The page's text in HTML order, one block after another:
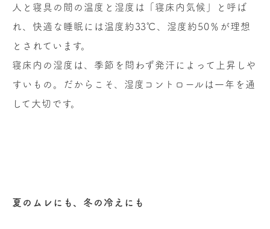
人と寝具の間の温度と湿度は「寝床内気候」と呼ば
れ、快適な睡眠には温度約33℃、湿度約50％が理想
とされています。
寝床内の湿度は、季節を問わず発汗によって上昇しや
すいもの。だからこそ、湿度コントロールは一年を通
して大切です。
夏のムレにも、冬の冷えにも